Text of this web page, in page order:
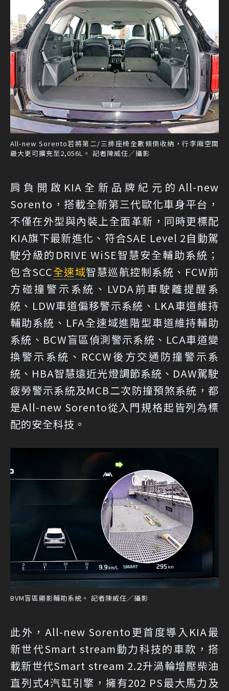
All-new Sorento若將第二/三排座椅全數傾倒收納，行李廂空間
最大更可擴充至2,056L。 記者陳威任／攝影
肩負開啟KIA全新品牌紀元的All-new
Sorento，搭載全新第三代歐化車身平台，
不僅在外型與內裝上全面革新，同時更標配
KIA旗下最新進化、符合SAE Level 2自動駕
駛分級的DRIVE WiSE智慧安全輔助系統；
包含SCC全速域智慧巡航控制系統、FCW前
方碰撞警示系統、LVDA前車駛離提醒系
統、LDW車道偏移警示系統、LKA車道維持
輔助系統、LFA全速域進階型車道維持輔助
系統、BCW盲區偵測警示系統、LCA車道變
換警示系統、RCCW後方交通防撞警示系
統、HBA智慧遠近光燈調節系統、DAW駕駛
疲勞警示系統及MCB二次防撞預煞系統，都
是All-new Sorento從入門規格起皆列為標
配的安全科技。
BVM盲區顯影輔助系統。 記者陳威任／攝影
此外，All-new Sorento更首度導入KIA最
新世代Smart stream動力科技的車款，搭
載新世代Smart stream 2.2升渦輪增壓柴油
直列式4汽缸引擎，擁有202 PS最大馬力及